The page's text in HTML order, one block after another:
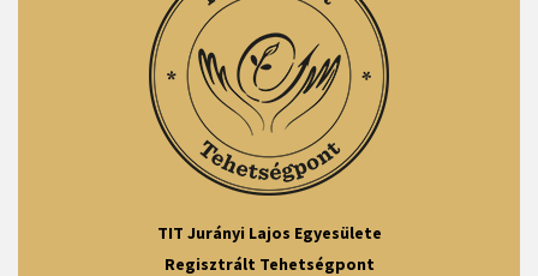
TIT Jurányi Lajos Egyesülete
Regisztrált Tehetségpont